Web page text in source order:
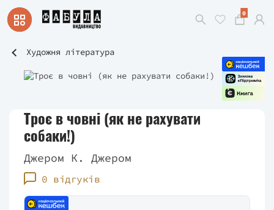
0
Художня література
Троє в човні (як не рахувати
собаки!)
Джером К. Джером
0 відгуків